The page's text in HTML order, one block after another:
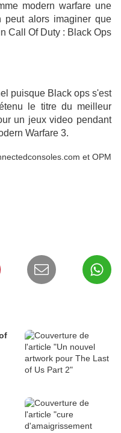
modern warfare une
peut alors imaginer que
Call Of Duty : Black Ops
puisque Black ops s'est
le titre du meilleur
un jeux video pendant
Warfare 3.
et OPM